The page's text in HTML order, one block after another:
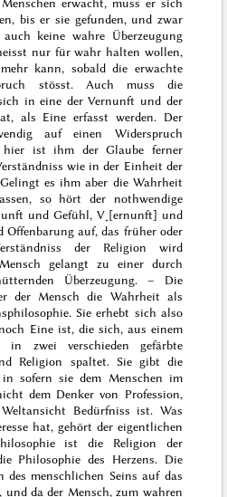
erwacht, muss er sich
bis er sie gefunden, und zwar
keine wahre Überzeugung
nur für wahr halten wollen,
kann, sobald die erwachte
stösst. Auch muss die
in eine der Vernunft und der
als Eine erfasst werden. Der
auf einen Widerspruch
hier ist ihm der Glaube ferner
wie in der Einheit der
es ihm aber die Wahrheit
so hört der nothwendige
und Gefühl, V˖[ernunft] und
Offenbarung auf, das früher oder
der Religion wird
gelangt zu einer durch
Überzeugung. – Die
der Mensch die Wahrheit als
Sie erhebt sich also
Eine ist, die sich, aus einem
in zwei verschieden gefärbte
Religion spaltet. Sie gibt die
sofern sie dem Menschen im
dem Denker von Profession,
Bedürfniss ist. Was
hat, gehört der eigentlichen
ist die Religion der
Philosophie des Herzens. Die
des menschlichen Seins auf das
da der Mensch, zum wahren